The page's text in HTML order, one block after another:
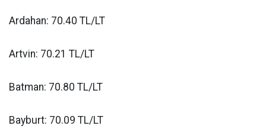
Ardahan: 70.40 TL/LT
Artvin: 70.21 TL/LT
Batman: 70.80 TL/LT
Bayburt: 70.09 TL/LT